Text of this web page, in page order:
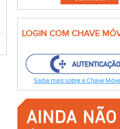
LOGIN COM CHAVE
Saiba mais sobre a Chave